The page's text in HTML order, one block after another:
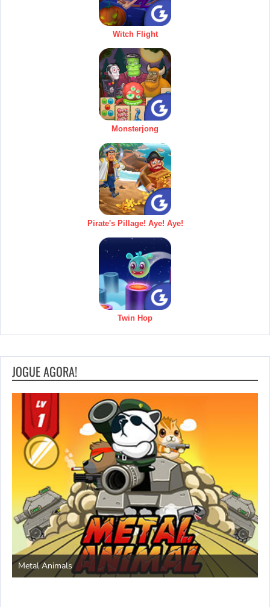
Witch Flight
Monsterjong
Pirate's Pillage! Aye! Aye!
Twin Hop
JOGUE AGORA!
Metal Animals